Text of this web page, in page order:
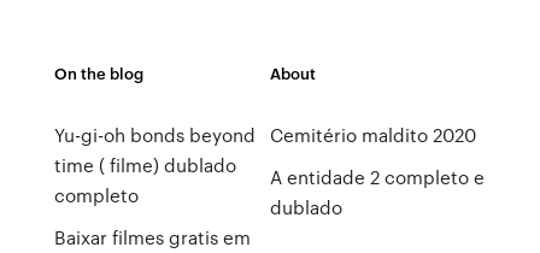
On the blog
Yu-gi-oh bonds beyond
time ( filme) dublado
completo
Baixar filmes gratis em
About
Cemitério maldito 2020
A entidade 2 completo e
dublado